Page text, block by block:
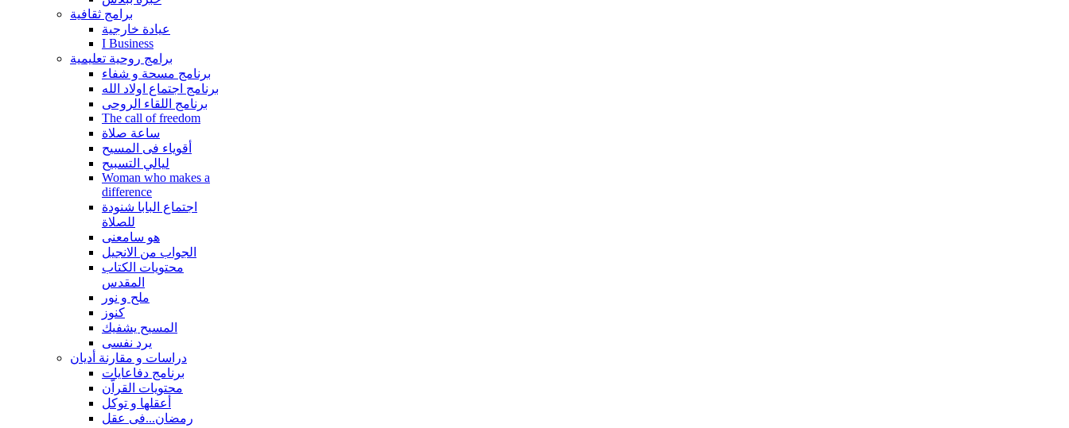
برامج ثقافية
عيادة خارجية
I Business
برامج روحية تعليمية
برنامج مسحة و شفاء
برنامج اجتماع اولاد الله
برنامج اللقاء الروحى
The call of freedom
ساعة صلاة
أقوياء فى المسيح
ليالي التسبيح
Woman who makes a
difference
اجتماع البابا شنودة
للصلاة
هو سامعنى
الجواب من الانجيل
محتويات الكتاب
المقدس
ملح و نور
كنوز
المسيح يشفيك
يرد نفسى
دراسات و مقارنة أديان
برنامج دفاعايات
محتويات القراّن
أعقلها و توكل
رمضان...فى عقل